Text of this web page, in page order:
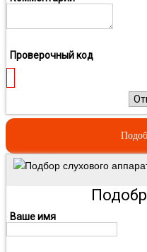
Проверочный код
Подбор слухового
Ваше имя